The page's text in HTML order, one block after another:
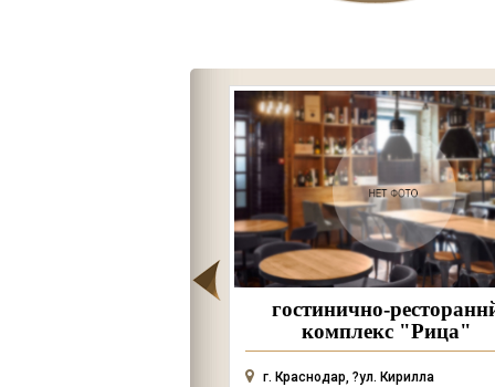
гостинично-
комплекс "Рица"
г. Краснодар, ?ул. Кирилла